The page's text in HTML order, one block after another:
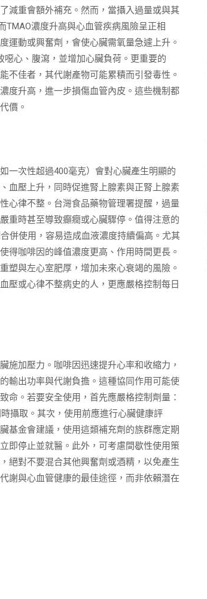
減重會額外補充。然而，當攝入過量或與其
濃度升高與心血管疾病風險呈正相
運動或興奮劑，會使心臟需氧量急遽上升。
心、腹瀉，並增加心臟負荷。更重要的
不佳者，其代謝產物可能累積而引發毒性。
度升高，進一步損傷血管內皮。這些機制都
價。
一次性超過400毫克）會對心臟產生明顯的
血壓上升，同時促進腎上腺素與正腎上腺素
心律不整。台灣食品藥物管理署提醒，過量
重時甚至導致癲癇或心臟驟停。值得注意的
併使用，容易造成血液濃度持續偏高。尤其
得咖啡因的峰值濃度更高、作用時間更長。
塑與左心室肥厚，增加未來心衰竭的風險。
壓或心律不整病史的人，更應嚴格控制每日
施加壓力。咖啡因迅速提升心率和收縮力，
輸出功率與代謝負擔。這種協同作用可能使
命。若要安全使用，首先應嚴格控制劑量：
攝取。其次，使用前應進行心臟健康評
基金會建議，使用這類補充劑的族群應定期
即停止並就醫。此外，可考慮間歇性使用策
絕對不要混合其他興奮劑或酒精，以免產生
謝與心血管健康的最佳途徑，而非依賴潛在